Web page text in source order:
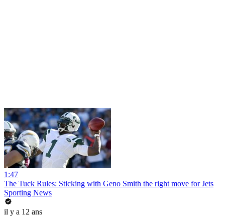
1:47
The Tuck Rules: Sticking with Geno Smith the right move for Jets
Sporting News
il y a 12 ans